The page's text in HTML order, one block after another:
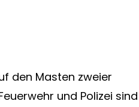
den Masten zweier
und Polizei sind